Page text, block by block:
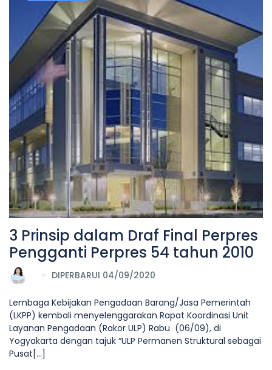
3 Prinsip dalam Draf Final Perpres
Pengganti Perpres 54 tahun 2010
DIPERBARUI 04/09/2020
Lembaga Kebijakan Pengadaan Barang/Jasa Pemerintah
(LKPP) kembali menyelenggarakan Rapat Koordinasi Unit
Layanan Pengadaan (Rakor ULP) Rabu (06/09), di
Yogyakarta dengan tajuk “ULP Permanen Struktural sebagai
Pusat[...]